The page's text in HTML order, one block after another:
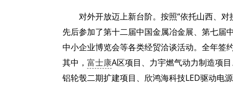
对外开放迈上新台阶。按照“依托山西、
先后参加了第十二届中国金属冶金展、第七届
中小企业博览会等各类经贸洽谈活动。全年签
其中， 富士康A区项目、力宇燃气动力制造项
铝轮彀二期扩建项目、欣鸿海科技LED驱动电